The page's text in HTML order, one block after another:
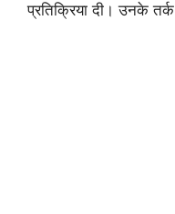
प्रतिक्रिया दी। उनके